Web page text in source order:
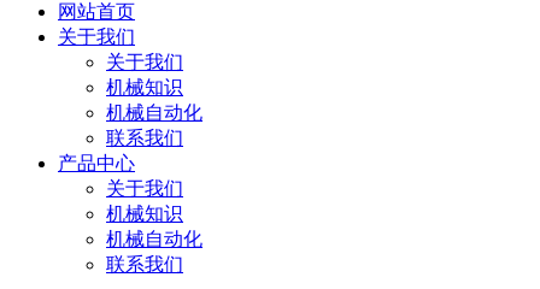
网站首页
关于我们
关于我们
机械知识
机械自动化
联系我们
产品中心
关于我们
机械知识
机械自动化
联系我们